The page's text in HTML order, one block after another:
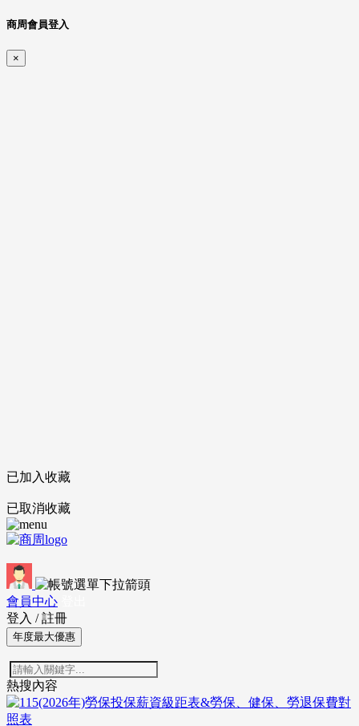
商周會員登入
×
已加入收藏
已取消收藏
會員中心
登入 / 註冊
年度最大優惠
熱搜內容